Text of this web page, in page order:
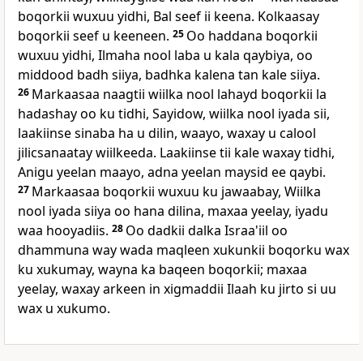
boqorkii wuxuu yidhi, Bal seef ii keena. Kolkaasay
boqorkii seef u keeneen. 25 Oo haddana boqorkii
wuxuu yidhi, Ilmaha nool laba u kala qaybiya, oo
middood badh siiya, badhka kalena tan kale siiya.
26 Markaasaa naagtii wiilka nool lahayd boqorkii la
hadashay oo ku tidhi, Sayidow, wiilka nool iyada sii,
laakiinse sinaba ha u dilin, waayo, waxay u calool
jilicsanaatay wiilkeeda. Laakiinse tii kale waxay tidhi,
Anigu yeelan maayo, adna yeelan maysid ee qaybi.
27 Markaasaa boqorkii wuxuu ku jawaabay, Wiilka
nool iyada siiya oo hana dilina, maxaa yeelay, iyadu
waa hooyadiis. 28 Oo dadkii dalka Israa'iil oo
dhammuna way wada maqleen xukunkii boqorku wax
ku xukumay, wayna ka baqeen boqorkii; maxaa
yeelay, waxay arkeen in xigmaddii Ilaah ku jirto si uu
wax u xukumo.